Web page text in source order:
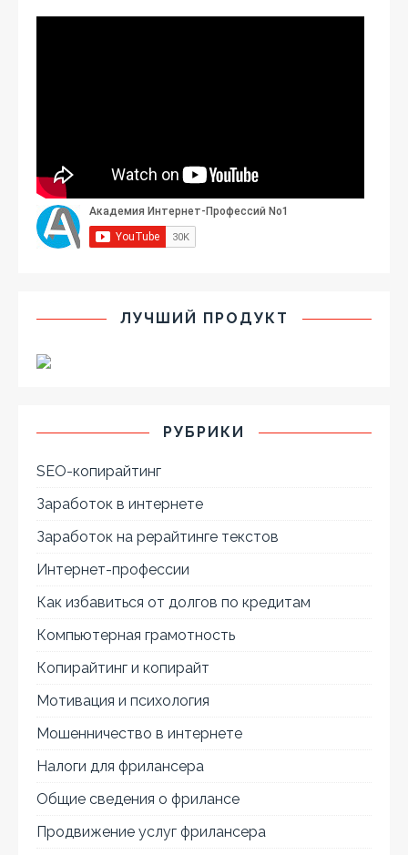
ЛУЧШИЙ ПРОДУКТ
РУБРИКИ
SEO-копирайтинг
Заработок в интернете
Заработок на рерайтинге текстов
Интернет-профессии
Как избавиться от долгов по кредитам
Компьютерная грамотность
Копирайтинг и копирайт
Мотивация и психология
Мошенничество в интернете
Налоги для фрилансера
Общие сведения о фрилансе
Продвижение услуг фрилансера